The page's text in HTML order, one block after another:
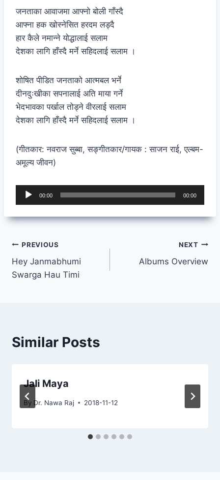
जनताका आवाजमा आफ्नो बोली गाँस्दै
आफ्ना हक खोस्नेसित हरदम लड्दै
हार कैले नमान्ने योद्धालाई सलाम
देशका लागि हाँस्दै मर्ने सहिदलाई सलाम ।
शोषित पीडित जनताको आत्मबल भर्ने
दीनदुःखीका सपनालाई अति माया गर्ने
भेदभावका पर्खाल तोड्ने वीरलाई सलाम
देशका लागि हाँस्दै मर्ने सहिदलाई सलाम ।
(गीतकार: नवराज सुब्बा, सङ्गीतकार/गायक : साजन राई, एल्बम-
अमूल्य जीवन)
u
d
o
P
l
00:00 00:00
Post
navigation
PREVIOUS
Hey Janmabhumi
Swarga Hau Timi
NEXT
Albums Overview
Similar Posts
Jali Maya
By Dr. Nawa Raj 2018-11-12